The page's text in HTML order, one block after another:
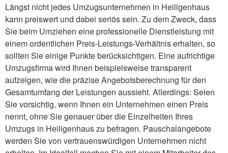
Längst nicht jedes Umzugsunternehmen in Heiligenhaus
kann preiswert und dabei seriös sein. Zu dem Zweck, dass
Sie beim Umziehen eine professionelle Dienstleistung mit
einem ordentlichen Preis-Leistungs-Verhältnis erhalten, so
sollten Sie einige Punkte berücksichtigen. Eine aufrichtige
Umzugsfirma wird Ihnen beispielsweise transparent
aufzeigen, wie die präzise Angebotsberechnung für den
Gesamtumfang der Leistungen aussieht. Allerdings: Seien
Sie vorsichtig, wenn Ihnen ein Unternehmen einen Preis
nennt, ohne Sie genauer über die Einzelheiten Ihres
Umzugs in Heiligenhaus zu befragen. Pauschalangebote
werden Sie von vertrauenswürdigen Unternehmen nicht